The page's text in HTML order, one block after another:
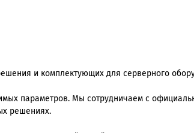
и комплектующих для серверного
параметров. Мы сотрудничаем с
решениях.